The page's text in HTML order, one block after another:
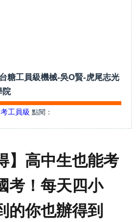
糖工員級機械-吳O賢-虎尾志光
院
工員級 點閱：
】高中生也能考
考！每天四小
的你也辦得到